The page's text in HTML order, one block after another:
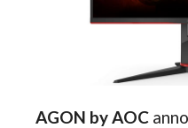
AGON by AOC